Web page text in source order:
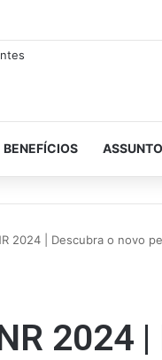
BENEFÍCIOS
2024 | Descubra o novo
2024